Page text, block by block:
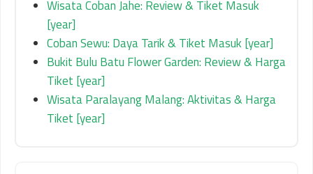
Wisata Coban Jahe: Review & Tiket Masuk
[year]
Coban Sewu: Daya Tarik & Tiket Masuk [year]
Bukit Bulu Batu Flower Garden: Review & Harga
Tiket [year]
Wisata Paralayang Malang: Aktivitas & Harga
Tiket [year]